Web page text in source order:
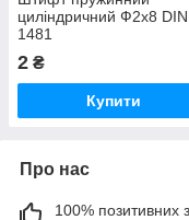
циліндричний Ф2х8 DIN
1481
2 ₴
Купити
Про нас
100% позитивних з